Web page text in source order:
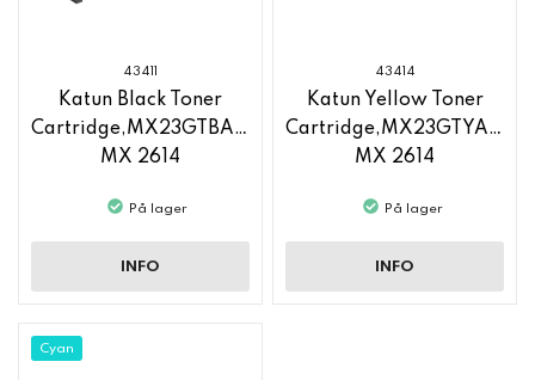
43411
Katun Black Toner
Cartridge,MX23GTBA,Sharp
MX 2614
På lager
INFO
43414
Katun Yellow Toner
MX 2614
På lager
INFO
Cyan